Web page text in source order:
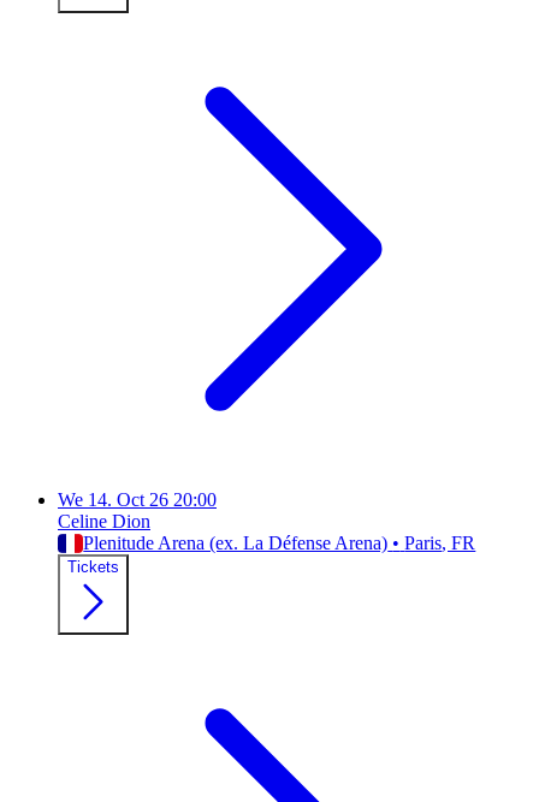
We 14. Oct 26 20:00
Celine Dion
Plenitude Arena (ex. La Défense Arena) • Paris, FR
Tickets